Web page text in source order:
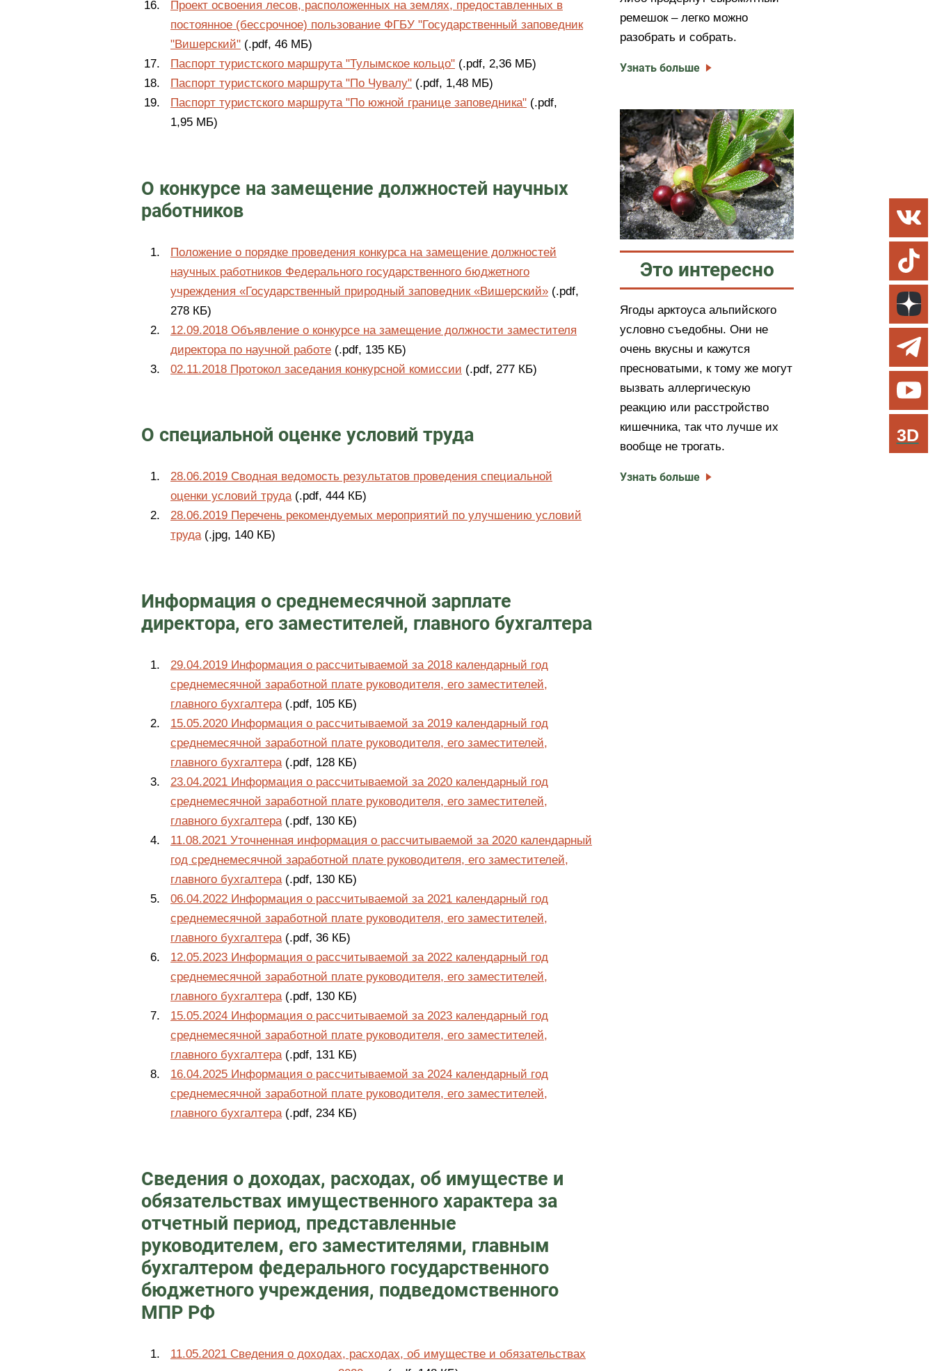
Проект освоения лесов, расположенных на землях, предоставленных в
постоянное (бессрочное) пользование ФГБУ "Государственный заповедник
"Вишерский" (.pdf, 46 MБ)
Паспорт туристского маршрута "Тулымское кольцо" (.pdf, 2,36 МБ)
Паспорт туристского маршрута "По Чувалу" (.pdf, 1,48 МБ)
Паспорт туристского маршрута "По южной границе заповедника" (.pdf,
1,95 МБ)
О конкурсе на замещение должностей научных
работников
Положение о порядке проведения конкурса на замещение должностей
научных работников Федерального государственного бюджетного
учреждения «Государственный природный заповедник «Вишерский» (.pdf,
278 КБ)
12.09.2018 Объявление о конкурсе на замещение должности заместителя
директора по научной работе (.pdf, 135 КБ)
02.11.2018 Протокол заседания конкурсной комиссии (.pdf, 277 КБ)
О специальной оценке условий труда
28.06.2019 Сводная ведомость результатов проведения специальной
оценки условий труда(.pdf, 444 КБ)
28.06.2019 Перечень рекомендуемых мероприятий по улучшению условий
труда(.jpg, 140 КБ)
Информация о среднемесячной зарплате
директора, его заместителей, главного бухгалтера
29.04.2019 Информация о рассчитываемой за 2018 календарный год
среднемесячной заработной плате руководителя, его заместителей,
главного бухгалтера (.pdf, 105 КБ)
15.05.2020 Информация о рассчитываемой за 2019 календарный год
среднемесячной заработной плате руководителя, его заместителей,
главного бухгалтера (.pdf, 128 КБ)
23.04.2021 Информация о рассчитываемой за 2020 календарный год
среднемесячной заработной плате руководителя, его заместителей,
главного бухгалтера (.pdf, 130 КБ)
11.08.2021 Уточненная информация о рассчитываемой за 2020 календарный
год среднемесячной заработной плате руководителя, его заместителей,
главного бухгалтера (.pdf, 130 КБ)
06.04.2022 Информация о рассчитываемой за 2021 календарный год
среднемесячной заработной плате руководителя, его заместителей,
главного бухгалтера (.pdf, 36 КБ)
12.05.2023 Информация о рассчитываемой за 2022 календарный год
среднемесячной заработной плате руководителя, его заместителей,
главного бухгалтера (.pdf, 130 КБ)
15.05.2024 Информация о рассчитываемой за 2023 календарный год
среднемесячной заработной плате руководителя, его заместителей,
главного бухгалтера (.pdf, 131 КБ)
16.04.2025 Информация о рассчитываемой за 2024 календарный год
среднемесячной заработной плате руководителя, его заместителей,
главного бухгалтера (.pdf, 234 КБ)
Сведения о доходах, расходах, об имуществе и
обязательствах имущественного характера за
отчетный период, представленные
руководителем, его заместителями, главным
бухгалтером федерального государственного
бюджетного учреждения, подведомственного
МПР РФ
11.05.2021 Сведения о доходах, расходах, об имуществе и обязательствах
3D
ремешок – легко можно
разобрать и собрать.
Узнать больше
Это интересно
Ягоды арктоуса альпийского
условно съедобны. Они не
очень вкусны и кажутся
пресноватыми, к тому же могут
вызвать аллергическую
реакцию или расстройство
кишечника, так что лучше их
вообще не трогать.
Узнать больше